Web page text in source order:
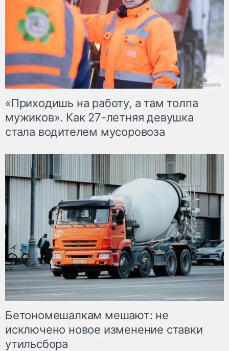
«Приходишь на работу, а там толпа
мужиков». Как 27-летняя девушка
стала водителем мусоровоза
Бетономешалкам мешают: не
исключено новое изменение ставки
утильсбора